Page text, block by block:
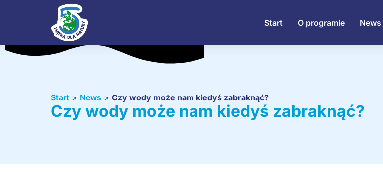
Start O programie News
Start > News > Czy wody może nam kiedyś zabraknąć?
Czy wody może nam kiedyś zabraknąć?